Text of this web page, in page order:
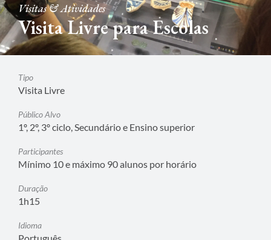
Visitas & Atividades
Visita Livre para Escolas
Tipo
Visita Livre
Público Alvo
1º, 2º, 3º ciclo, Secundário e Ensino superior
Participantes
Mínimo 10 e máximo 90 alunos por horário
Duração
1h15
Idioma